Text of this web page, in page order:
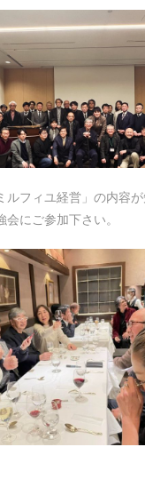
ルフィユ経営」の内容
会にご参加下さい。